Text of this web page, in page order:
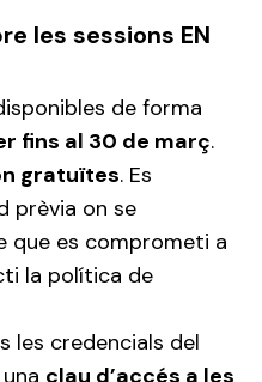
les sessions EN
de forma
fins al 30 de març.
gratuïtes. Es
prèvia on se
que es comprometi a
la política de
les credencials del
clau d’accés a les